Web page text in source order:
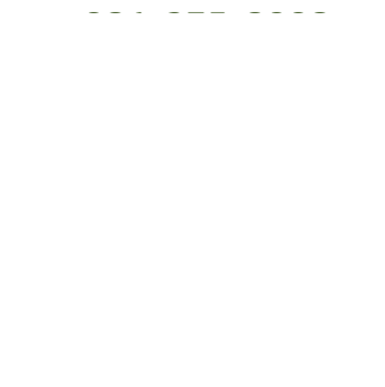
086-275-8008